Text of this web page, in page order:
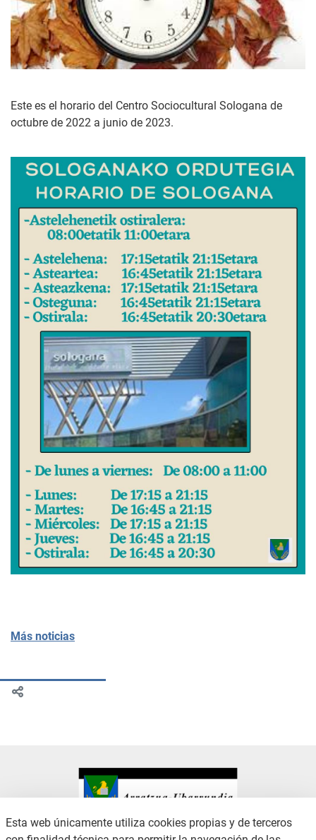
Este es el horario del Centro Sociocultural Sologana de
octubre de 2022 a junio de 2023.
Más noticias
Esta web únicamente utiliza cookies propias y de terceros